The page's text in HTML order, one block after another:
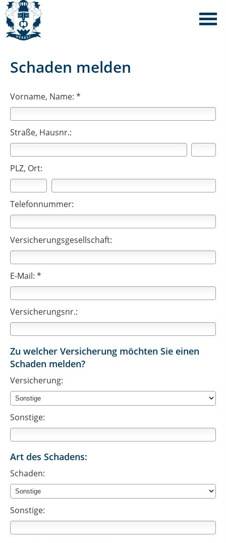
Schaden melden
Vorname, Name: *
Straße, Hausnr.:
PLZ, Ort:
Telefonnummer:
Versicherungsgesellschaft:
E-Mail: *
Versicherungsnr.:
Zu welcher Versicherung möchten Sie einen
Schaden melden?
Versicherung:
Sonstige:
Art des Schadens:
Schaden:
Sonstige: